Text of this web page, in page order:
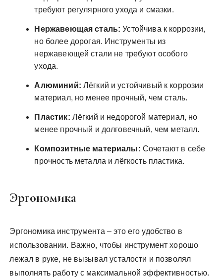
требуют регулярного ухода и смазки.
Нержавеющая сталь: Устойчива к коррозии,
но более дорогая. Инструменты из
нержавеющей стали не требуют особого
ухода.
Алюминий: Лёгкий и устойчивый к коррозии
материал, но менее прочный, чем сталь.
Пластик: Лёгкий и недорогой материал, но
менее прочный и долговечный, чем металл.
Композитные материалы: Сочетают в себе
прочность металла и лёгкость пластика.
Эргономика
Эргономика инструмента – это его удобство в
использовании. Важно, чтобы инструмент хорошо
лежал в руке, не вызывал усталости и позволял
выполнять работу с максимальной эффективностью.